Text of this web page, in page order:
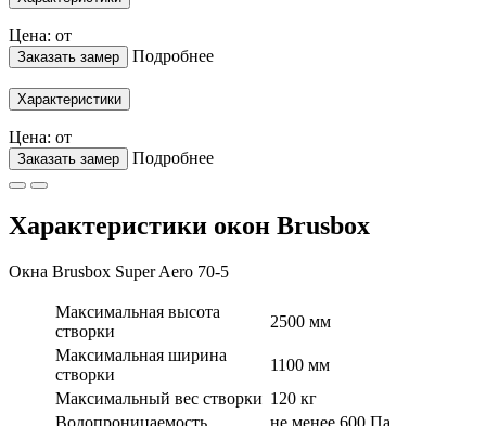
Цена: от
Заказать замер Подробнее
Характеристики
Цена: от
Заказать замер Подробнее
Характеристики окон Brusbox
Окна Brusbox Super Aero 70-5
Максимальная высота
створки
2500 мм
Максимальная ширина
створки
1100 мм
Максимальный вес створки 120 кг
Водопроницаемость
не менее 600 Па